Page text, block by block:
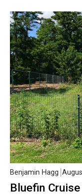
Bluefin
Benjamin Hagg